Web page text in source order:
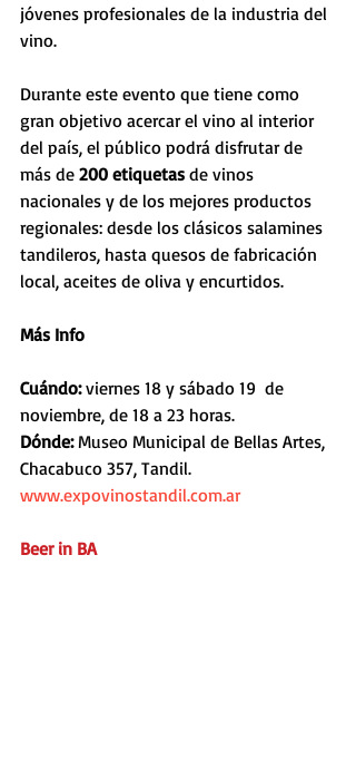
jóvenes profesionales de la industria del
vino.
Durante este evento que tiene como
gran objetivo acercar el vino al interior
del país, el público podrá disfrutar de
más de 200 etiquetas de vinos
nacionales y de los mejores productos
regionales: desde los clásicos salamines
tandileros, hasta quesos de fabricación
local, aceites de oliva y encurtidos.
Más Info
Cuándo: viernes 18 y sábado 19  de
noviembre, de 18 a 23 horas.
Dónde: Museo Municipal de Bellas Artes,
Chacabuco 357, Tandil.
www.expovinostandil.com.ar
Beer in BA